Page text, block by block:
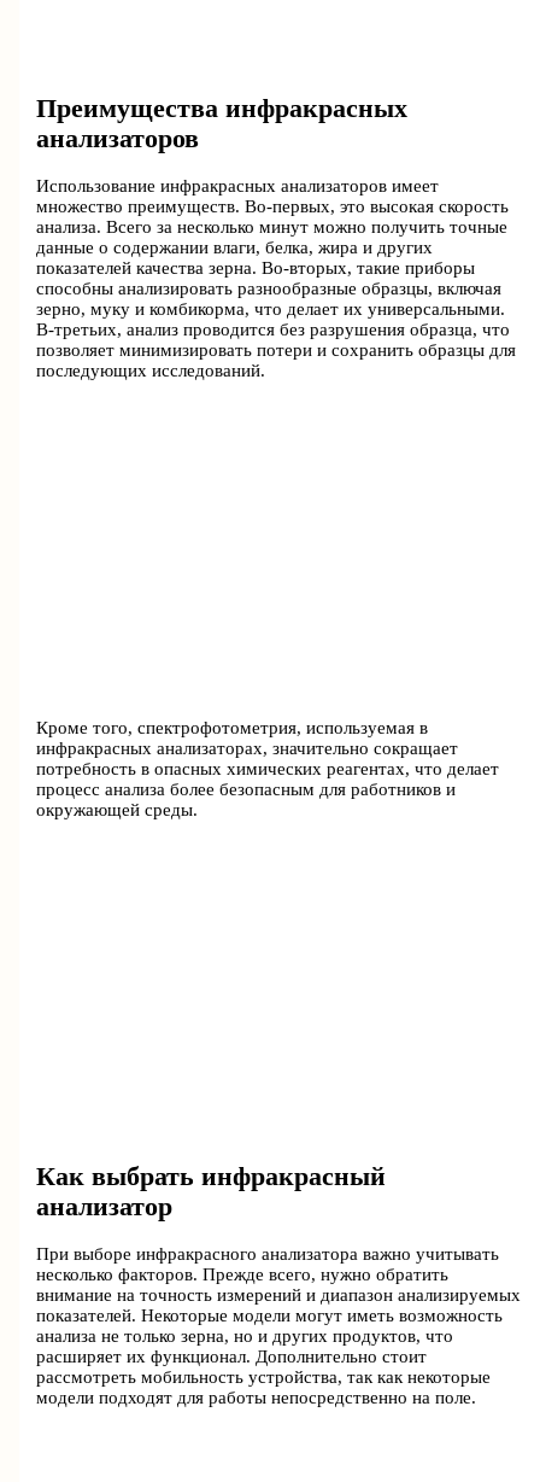
Преимущества инфракрасных
анализаторов
Использование инфракрасных анализаторов имеет
множество преимуществ. Во-первых, это высокая скорость
анализа. Всего за несколько минут можно получить точные
данные о содержании влаги, белка, жира и других
показателей качества зерна. Во-вторых, такие приборы
способны анализировать разнообразные образцы, включая
зерно, муку и комбикорма, что делает их универсальными.
В-третьих, анализ проводится без разрушения образца, что
позволяет минимизировать потери и сохранить образцы для
последующих исследований.
Кроме того, спектрофотометрия, используемая в
инфракрасных анализаторах, значительно сокращает
потребность в опасных химических реагентах, что делает
процесс анализа более безопасным для работников и
окружающей среды.
Как выбрать инфракрасный
анализатор
При выборе инфракрасного анализатора важно учитывать
несколько факторов. Прежде всего, нужно обратить
внимание на точность измерений и диапазон анализируемых
показателей. Некоторые модели могут иметь возможность
анализа не только зерна, но и других продуктов, что
расширяет их функционал. Дополнительно стоит
рассмотреть мобильность устройства, так как некоторые
модели подходят для работы непосредственно на поле.